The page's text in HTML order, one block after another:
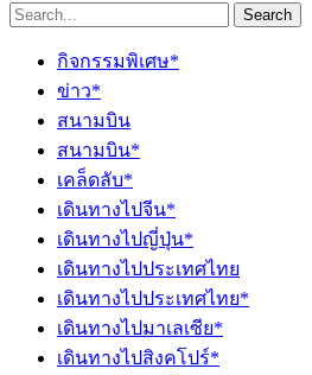
Search
กิจกรรมพิเศษ*
ข่าว*
สนามบิน
สนามบิน*
เคล็ดลับ*
เดินทางไปจีน*
เดินทางไปญี่ปุ่น*
เดินทางไปประเทศไทย
เดินทางไปประเทศไทย*
เดินทางไปมาเลเซีย*
เดินทางไปสิงคโปร์*